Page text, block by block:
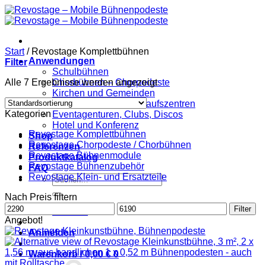
Zum
Inhalt
Anwendungen
Schulbühnen
Chorbühnen – Chorpodeste
Kirchen und Gemeinden
Fashion, Fitness, Einkaufszentren
Eventagenturen, Clubs, Discos
Hotel und Konferenz
Shop
Referenzen
Produktkatalog
FAQ
Suchen
nach:
Anmelden
Warenkorb /0,00€ 0
Start /Revostage Komplettbühnen
Filter
Alle 7 Ergebnisse werden angezeigt
Kategorien
Revostage Komplettbühnen
Revostage Chorpodeste / Chorbühnen
Revostage Bühnenmodule
Revostage Bühnenzubehör
Revostage Klein- und Ersatzteile
Nach Preis filtern
Min.
Preis
Max.
Preis
Filter
Angebot!